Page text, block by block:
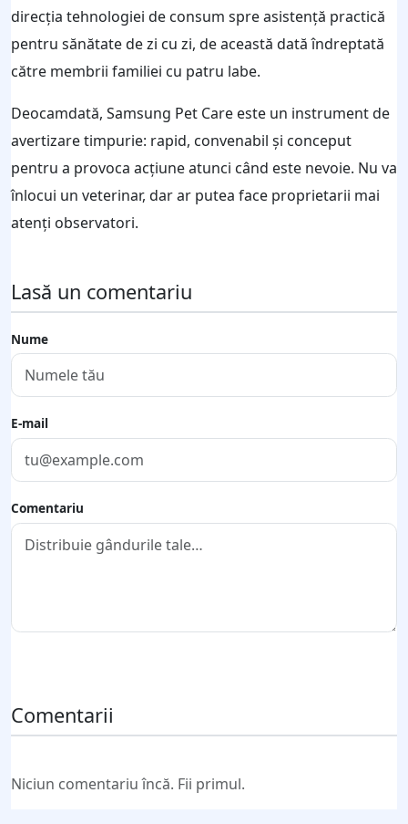
direcția tehnologiei de consum spre asistență practică
pentru sănătate de zi cu zi, de această dată îndreptată
către membrii familiei cu patru labe.
Deocamdată, Samsung Pet Care este un instrument de
avertizare timpurie: rapid, convenabil și conceput
pentru a provoca acțiune atunci când este nevoie. Nu va
înlocui un veterinar, dar ar putea face proprietarii mai
atenți observatori.
Lasă un comentariu
Nume
E-mail
Comentariu
Comentarii
Niciun comentariu încă. Fii primul.